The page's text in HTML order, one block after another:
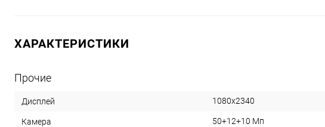
ХАРАКТЕРИСТИКИ
Прочие
Дисплей 1080х2340
Камера 50+12+10 Мп